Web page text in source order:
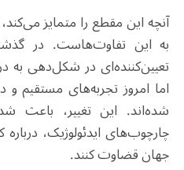
آنچه این مقطع را متمایز
به این تفاوت‌هاست. در
تعیین‌کننده‌ای در شکل‌دهی به
اما امروز تجربه‌های مستقیم
شده‌اند. این تغییر، باعث
چارچوب‌های ایدئولوژیک،
جهان قضاوت کنند.